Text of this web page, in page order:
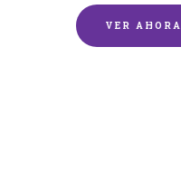
VER AHORA